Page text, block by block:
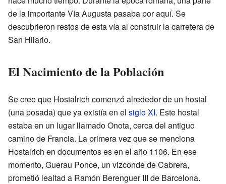
de la importante Vía Augusta pasaba por aquí. Se
descubrieron restos de esta vía al construir la carretera de
San Hilario.
El Nacimiento de la Población
Se cree que Hostalrich comenzó alrededor de un hostal
(una posada) que ya existía en el siglo XI. Este hostal
estaba en un lugar llamado Onota, cerca del antiguo
camino de Francia. La primera vez que se menciona
Hostalrich en documentos es en el año 1106. En ese
momento, Guerau Ponce, un vizconde de Cabrera,
prometió lealtad a Ramón Berenguer III de Barcelona.